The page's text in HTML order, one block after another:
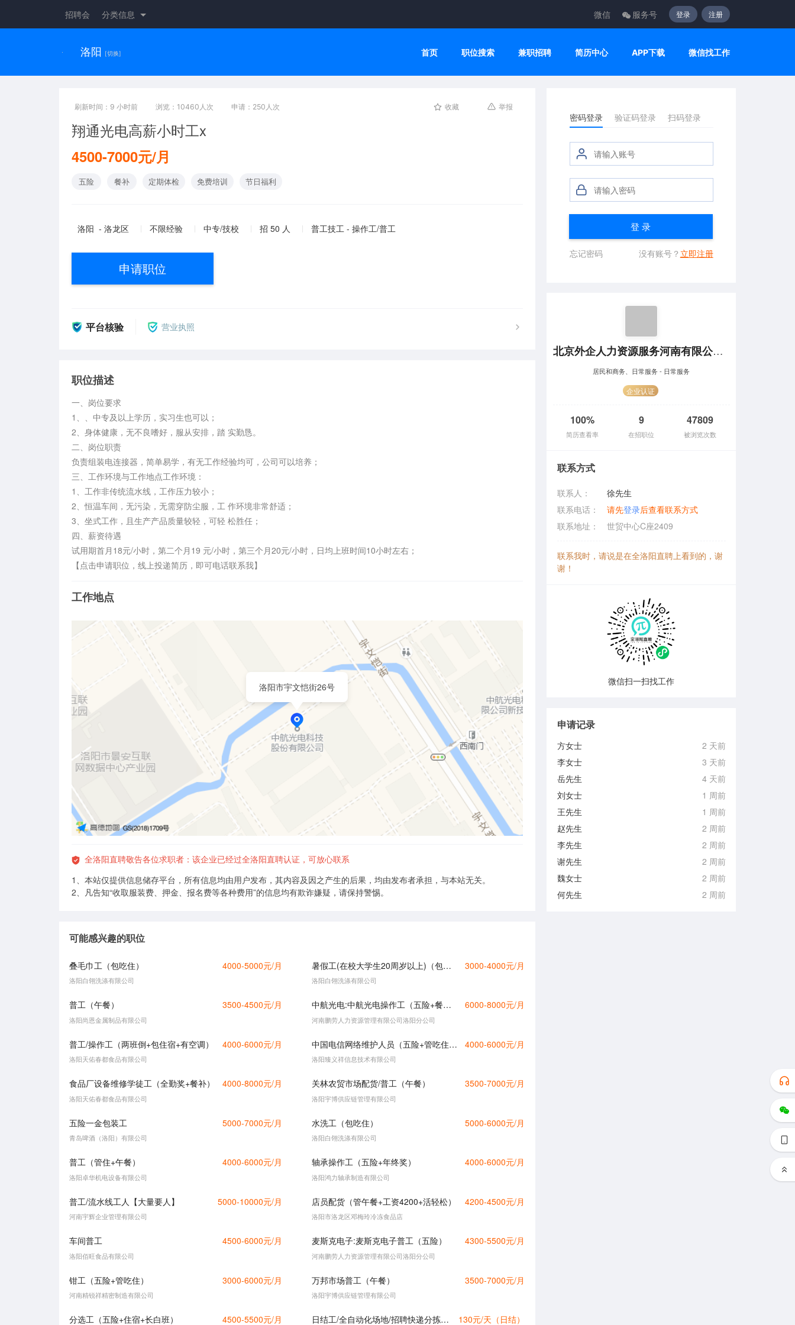
招聘会 分类信息 微信 服务号 登录 注册
洛阳 [切换] 首页 职位搜索 兼职招聘 简历中心 APP下载 微信找工作
刷新时间：9 小时前 浏览：10460人次 申请：250人次 收藏 举报
翔通光电高薪小时工x
4500-7000元/月
五险 餐补 定期体检 免费培训 节日福利
洛阳 - 洛龙区 不限经验 中专/技校 招 50 人 普工技工 - 操作工/普工
申请职位
平台核验 营业执照
职位描述
一、岗位要求
1、、中专及以上学历，实习生也可以；
2、身体健康，无不良嗜好，服从安排，踏 实勤恳。
二、岗位职责
负责组装电连接器，简单易学，有无工作经验均可，公司可以培养；
三、工作环境与工作地点工作环境：
1、工作非传统流水线，工作压力较小；
2、恒温车间，无污染，无需穿防尘服，工 作环境非常舒适；
3、坐式工作，且生产产品质量较轻，可轻 松胜任；
四、薪资待遇
试用期首月18元/小时，第二个月19 元/小时，第三个月20元/小时，日均上班时间10小时左右；
【点击申请职位，线上投递简历，即可电话联系我】
工作地点
洛阳市宇文恺街26号
全洛阳直聘敬告各位求职者：该企业已经过全洛阳直聘认证，可放心联系
1、本站仅提供信息储存平台，所有信息均由用户发布，其内容及因之产生的后果，均由发布者承担，与本站无关。
2、凡告知“收取服装费、押金、报名费等各种费用”的信息均有欺诈嫌疑，请保持警惕。
可能感兴趣的职位
叠毛巾工（包吃住） 4000-5000元/月
洛阳白翎洗涤有限公司
暑假工(在校大学生20周岁以上)（包吃住） 3000-4000元/月
洛阳白翎洗涤有限公司
普工（午餐） 3500-4500元/月
洛阳尚恩金属制品有限公司
中航光电:中航光电操作工（五险+餐补） 6000-8000元/月
河南鹏劳人力资源管理有限公司洛阳分公司
普工/操作工（两班倒+包住宿+有空调） 4000-6000元/月
洛阳天佑春都食品有限公司
中国电信网络维护人员（五险+管吃住+有无经验均可） 4000-6000元/月
洛阳臻义祥信息技术有限公司
食品厂设备维修学徒工（全勤奖+餐补） 4000-8000元/月
洛阳天佑春都食品有限公司
关林农贸市场配货/普工（午餐） 3500-7000元/月
洛阳宇博供应链管理有限公司
五险一金包装工 5000-7000元/月
青岛啤酒（洛阳）有限公司
水洗工（包吃住） 5000-6000元/月
洛阳白翎洗涤有限公司
普工（管住+午餐） 4000-6000元/月
洛阳卓华机电设备有限公司
轴承操作工（五险+年终奖） 4000-6000元/月
洛阳鸿力轴承制造有限公司
普工/流水线工人【大量要人】 5000-10000元/月
河南宇辉企业管理有限公司
店员配货（管午餐+工资4200+活轻松） 4200-4500元/月
洛阳市洛龙区邓梅玲冷冻食品店
车间普工 4500-6000元/月
洛阳佰旺食品有限公司
麦斯克电子:麦斯克电子普工（五险） 4300-5500元/月
河南鹏劳人力资源管理有限公司洛阳分公司
钳工（五险+管吃住） 3000-6000元/月
河南精锐祥精密制造有限公司
万邦市场普工（午餐） 3500-7000元/月
洛阳宇博供应链管理有限公司
分选工（五险+住宿+长白班） 4500-5500元/月 日结工/全自动化场地/招聘快递分拣员/装卸工 130元/天（日结）
密码登录 验证码登录 扫码登录
登 录
忘记密码 没有账号？ 立即注册
北京外企人力资源服务河南有限公司洛阳分公司
居民和商务、日常服务 - 日常服务
企业认证
100%
简历查看率
9
在招职位
47809
被浏览次数
联系方式
联系人：
徐先生
联系电话：
请先登录后查看联系方式
联系地址：
世贸中心C座2409
联系我时，请说是在全洛阳直聘上看到的，谢
谢！
微信扫一扫找工作
申请记录
方女士
2 天前
李女士
3 天前
岳先生
4 天前
刘女士
1 周前
王先生
1 周前
赵先生
2 周前
李先生
2 周前
谢先生
2 周前
魏女士
2 周前
何先生
2 周前